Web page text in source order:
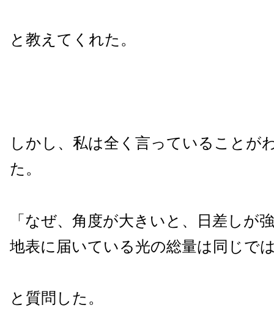
と教えてくれた。
しかし、私は全く言っていることが
た。
「なぜ、角度が大きいと、日差しが
地表に届いている光の総量は同じで
と質問した。